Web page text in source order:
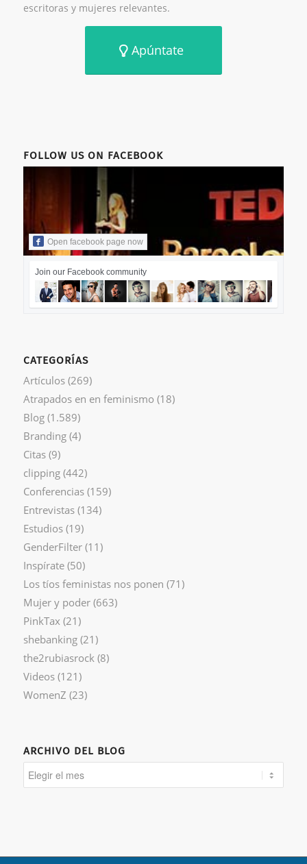
escritoras y mujeres relevantes.
Apúntate
FOLLOW US ON FACEBOOK
Open facebook page now
Join our Facebook community
CATEGORÍAS
Artículos(269)
Atrapados en en feminismo (18)
Blog(1.589)
Branding(4)
Citas(9)
clipping(442)
Conferencias(159)
Entrevistas(134)
Estudios(19)
GenderFilter(11)
Inspírate(50)
Los tíos feministas nos ponen (71)
Mujer y poder(663)
PinkTax (21)
shebanking(21)
the2rubiasrock (8)
Videos(121)
WomenZ (23)
ARCHIVO DEL BLOG